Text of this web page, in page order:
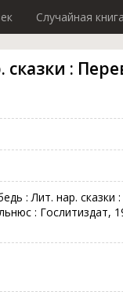
Случайная книга
сказки :
: Лит. нар.
: Гослитиздат,